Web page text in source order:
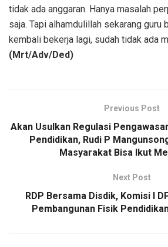
tidak ada anggaran. Hanya masalah
saja. Tapi alhamdulillah sekarang guru
kembali bekerja lagi, sudah tidak ada
(Mrt/Adv/Ded)
Previous Post
Akan Usulkan Regulasi
Pendidikan, Rudi P
Masyarakat Bisa Ikut
Next Post
RDP Bersama Disdik, Komisi I
Pembangunan Fisik